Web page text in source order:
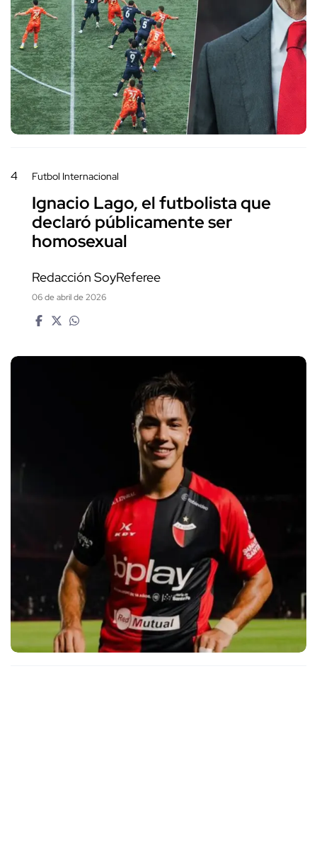
4 Futbol Internacional
Ignacio Lago, el futbolista que
declaró públicamente ser
homosexual
Redacción SoyReferee
06 de abril de 2026